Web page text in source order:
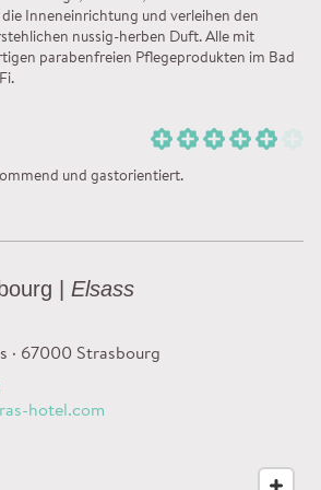
Inneneinrichtung und verleihen den
nussig-herben Duft. Alle mit
parabenfreien Pflegeprodukten im Bad
und gastorientiert.
| Elsass
· 67000 Strasbourg
hotel.com